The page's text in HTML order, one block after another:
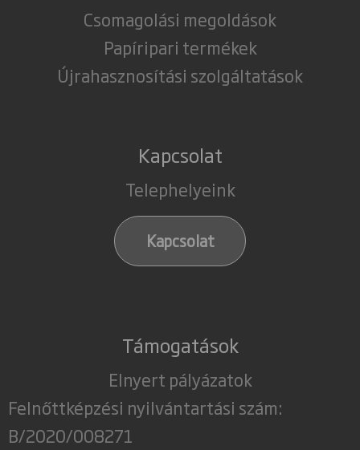
Csomagolási megoldások
Papíripari termékek
Újrahasznosítási szolgáltatások
Kapcsolat
Telephelyeink
Kapcsolat
Támogatások
Elnyert pályázatok
Felnőttképzési nyilvántartási szám:
B/2020/008271